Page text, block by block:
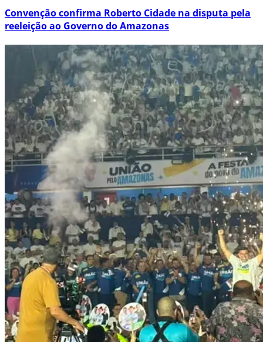
Convenção confirma Roberto Cidade na disputa pela
reeleição ao Governo do Amazonas